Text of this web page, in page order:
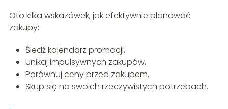
Oto kilka wskazówek, jak efektywnie planować
zakupy:
Śledź kalendarz promocji,
Unikaj impulsywnych zakupów,
Porównuj ceny przed zakupem,
Skup się na swoich rzeczywistych potrzebach.